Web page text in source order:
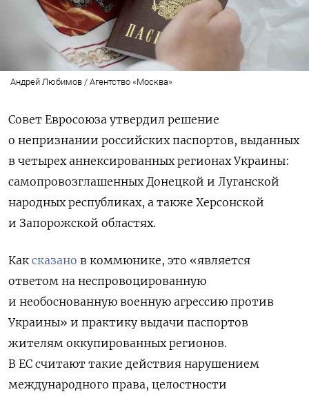
Андрей Любимов / Агентство «Москва»
Совет Евросоюза утвердил решение
о непризнании российских паспортов, выданных
в четырех аннексированных регионах Украины:
самопровозглашенных Донецкой и Луганской
народных республиках, а также Херсонской
и Запорожской областях.
Как сказано в коммюнике, это «является
ответом на неспровоцированную
и необоснованную военную агрессию против
Украины» и практику выдачи паспортов
жителям оккупированных регионов.
В ЕС считают такие действия нарушением
международного права, целостности